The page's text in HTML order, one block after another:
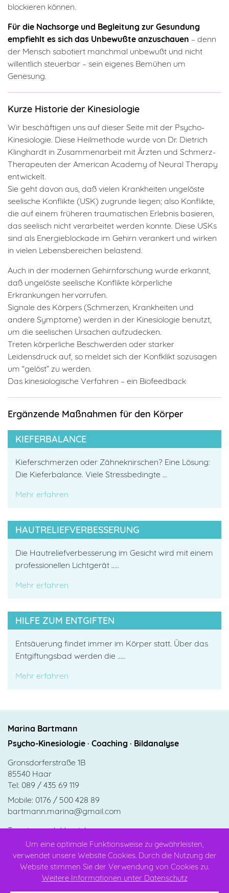
Um eine optimale Funktionsweise zu gewährleisten,
verwendet unsere Website Cookies. Durch die Nutzung der
Website stimmen Sie der Verwendung von Cookies zu.
Weitere Informationen unter Datenschutz
blockieren können.
Für die Nachsorge und Begleitung zur Gesundung
empfiehlt es sich das Unbewußte anzuschauen – denn
der Mensch sabotiert manchmal unbewußt und nicht
willentlich steuerbar – sein eigenes Bemühen um
Genesung.
Kurze Historie der Kinesiologie
Wir beschäftigen uns auf dieser Seite mit der Psycho-
Kinesiologie. Diese Heilmethode wurde von Dr. Dietrich
Klinghardt in Zusammenarbeit mit Ärzten und Schmerz-
Therapeuten der American Academy of Neural Therapy
entwickelt.
Sie geht davon aus, daß vielen Krankheiten ungelöste
seelische Konflikte (USK) zugrunde liegen; also Konflikte,
die auf einem früheren traumatischen Erlebnis basieren,
das seelisch nicht verarbeitet werden konnte. Diese USKs
sind als Energieblockade im Gehirn verankert und wirken
in vielen Lebensbereichen belastend.
Auch in der modernen Gehirnforschung wurde erkannt,
daß ungelöste seelische Konflikte körperliche
Erkrankungen hervorrufen.
Signale des Körpers (Schmerzen, Krankheiten und
andere Symptome) werden in der Kinesiologie benutzt,
um die seelischen Ursachen aufzudecken.
Treten körperliche Beschwerden oder starker
Leidensdruck auf, so meldet sich der Konfklikt sozusagen
um “gelöst” zu werden.
Das kinesiologische Verfahren – ein Biofeedback
Ergänzende Maßnahmen für den Körper
KIEFERBALANCE
Kieferschmerzen oder Zähneknirschen? Eine Lösung:
Die Kieferbalance. Viele Stressbedingte …
Mehr erfahren
HAUTRELIEFVERBESSERUNG
Die Hautreliefverbesserung im Gesicht wird mit einem
professionellen Lichtgerät …..
Mehr erfahren
HILFE ZUM ENTGIFTEN
Entsäuerung findet immer im Körper statt. Über das
Entgiftungsbad werden die …..
Mehr erfahren
Marina Bartmann
Psycho-Kinesiologie · Coaching · Bildanalyse
Gronsdorferstraße 1B
85540 Haar
Tel: 089 / 435 69 119
Mobile: 0176 / 500 428 89
bartmann.marina@gmail.com
Termine nach Vereinbarung
HOME
IMPRESSUM
DATENSCHUTZ